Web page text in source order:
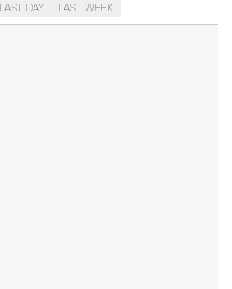
LAST DAY LAST WEEK